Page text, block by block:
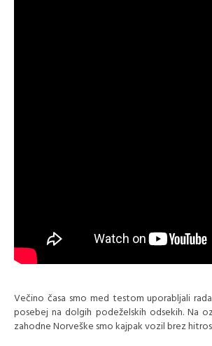
Večino časa smo med testom uporabljali
posebej na dolgih podeželskih odsekih. Na
zahodne Norveške smo kajpak vozil brez